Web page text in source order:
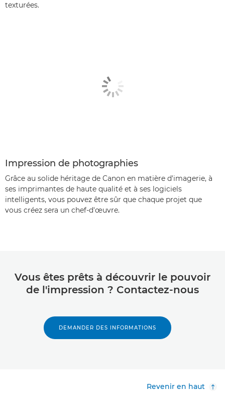
texturées.
Impression de photographies
Grâce au solide héritage de Canon en matière d'imagerie, à
ses imprimantes de haute qualité et à ses logiciels
intelligents, vous pouvez être sûr que chaque projet que
vous créez sera un chef-d'œuvre.
Vous êtes prêts à découvrir le pouvoir
de l'impression ? Contactez-nous
DEMANDER DES INFORMATIONS
Revenir en haut